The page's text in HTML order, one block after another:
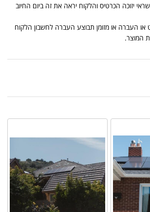
יזוכה הכרטיס והלקוח יראה את זה ביום החיוב
העברה או מזומן תבוצע העברה לחשבון הלקוח